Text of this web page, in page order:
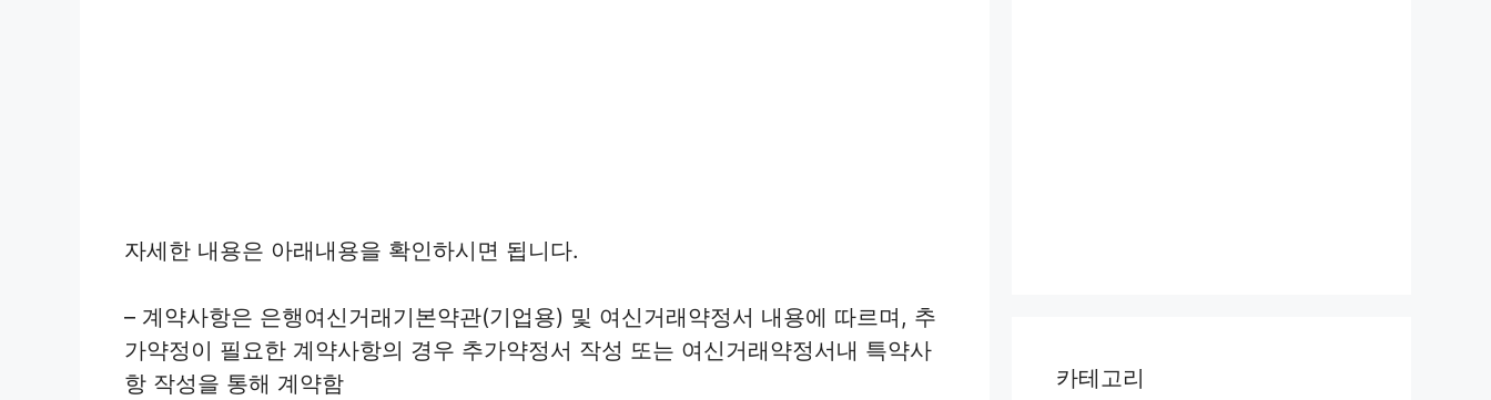
자세한 내용은 아래내용을 확인하시면 됩니다.
– 계약사항은 은행여신거래기본약관(기업용) 및 여신거래약정서 내용에 따르며, 추
가약정이 필요한 계약사항의 경우 추가약정서 작성 또는 여신거래약정서내 특약사
항 작성을 통해 계약함
카테고리